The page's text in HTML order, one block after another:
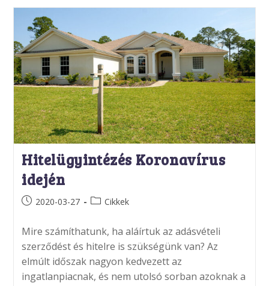
Hitelügyintézés Koronavírus
idején
Post2020-03-27
PostCikkek
Mire számíthatunk, ha aláírtuk az adásvételi
szerződést és hitelre is szükségünk van? Az
elmúlt időszak nagyon kedvezett az
ingatlanpiacnak, és nem utolsó sorban azoknak a